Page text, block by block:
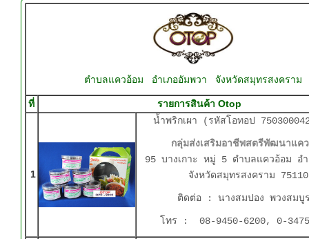
ตำบลแควอ้อม อำเภออัมพวา จังหวัดสมุทรสงคราม
ที่ รายการสินค้า Otop
1
น้ำพริกเผา (รหัสโอทอป
กลุ่มส่งเสริมอาชีพสตรีพัฒนาแค
95 บางเกาะ หมู่ 5 ตำบลแควอ้อม อำ
จังหวัดสมุทรสงคราม 75110
ติดต่อ : นางสมปอง พวงสมบู
โทร : 08-9450-6200, 0-